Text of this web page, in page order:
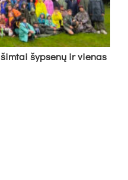
šyp­se­nų ir vie­nas